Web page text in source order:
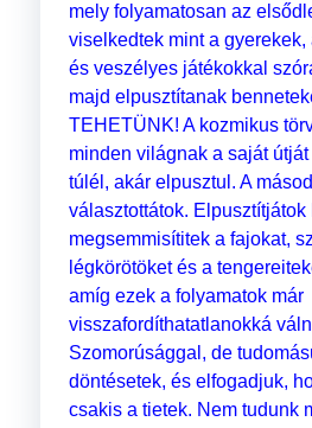
mely folyamatosan az
viselkedtek mint a
és veszélyes játékokkal
majd elpusztítanak
TEHETÜNK! A kozmikus
minden világnak a saját
túlél, akár elpusztul. A
választottátok. Elpusztítjátok
megsemmisítitek a fajokat,
légkörötöket és a
amíg ezek a folyamatok már
visszafordíthatatlanokká
Szomorúsággal, de
döntésetek, és elfogadjuk,
csakis a tietek. Nem tudunk